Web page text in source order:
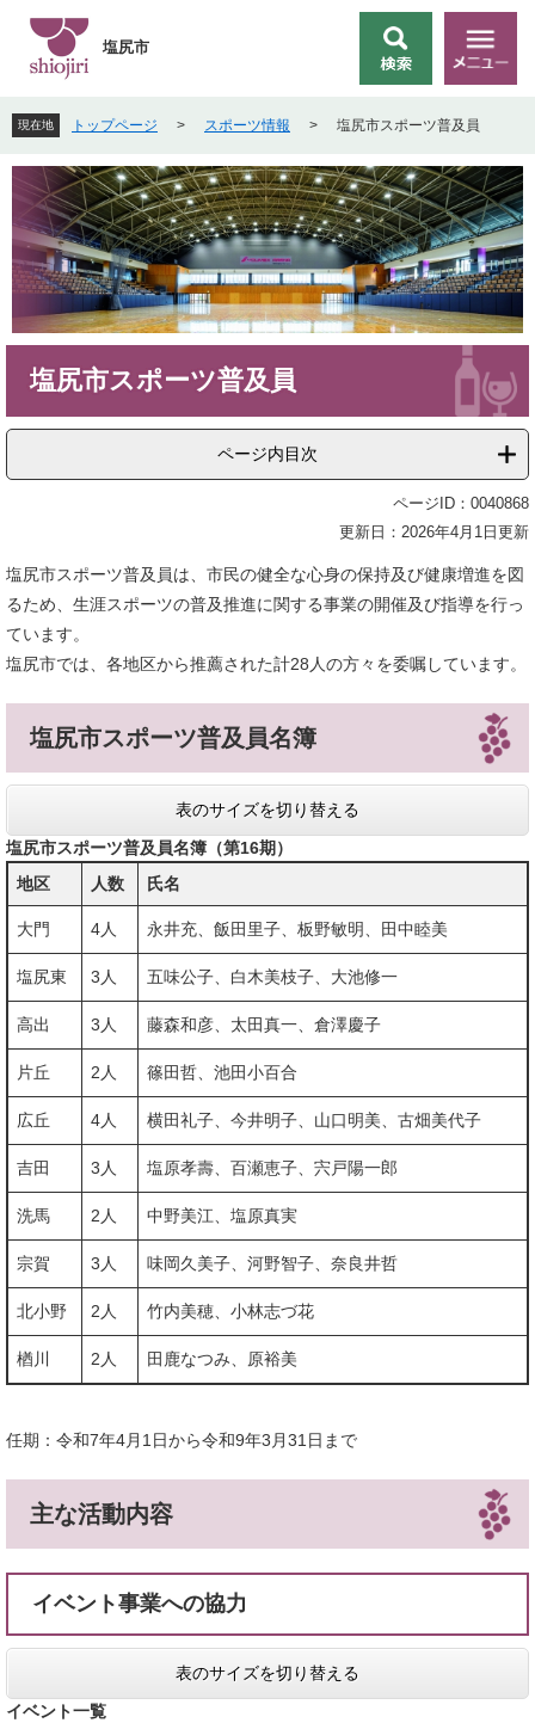
先
頭
で
を
飛
ば
本
文
へ
索
メ
ニ
ー
塩尻市
現在地 トップページ > スポーツ情報 > 塩尻市スポーツ普及員
塩尻市スポーツ普及員
ページ内目次
ページID：0040868
更新日：2026年4月1日更新
塩尻市スポーツ普及員は、市民の健全な心身の保持及び健康増進を図
るため、生涯スポーツの普及推進に関する事業の開催及び指導を行っ
ています。
塩尻市では、各地区から推薦された計28人の方々を委嘱しています。
塩尻市スポーツ普及員名簿
表のサイズを切り替える
塩尻市スポーツ普及員名簿（第16期）
地区
人数 氏名
大門 4人 永井充、飯田里子、板野敏明、田中睦美
塩尻東 3人 五味公子、白木美枝子、大池修一
高出 3人 藤森和彦、太田真一、倉澤慶子
片丘 2人 篠田哲、池田小百合
広丘 4人 横田礼子、今井明子、山口明美、古畑美代子
吉田 3人 塩原孝壽、百瀬恵子、宍戸陽一郎
洗馬 2人 中野美江、塩原真実
宗賀 3人 味岡久美子、河野智子、奈良井哲
北小野 2人 竹内美穂、小林志づ花
楢川 2人 田鹿なつみ、原裕美
任期：令和7年4月1日から令和9年3月31日まで
主な活動内容
イベント事業への協力
表のサイズを切り替える
イベント一覧